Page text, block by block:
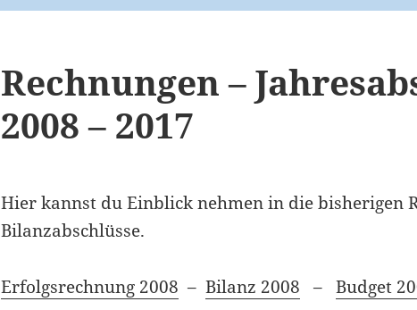
Rechnungen –
2008 – 2017
Hier kannst du Einblick nehmen in die bisherigen
Bilanzabschlüsse.
Erfolgsrechnung 2008 –Bilanz 2008 –Budget